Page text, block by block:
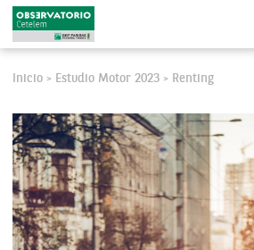
Inicio > Estudio Motor 2023 > Renting